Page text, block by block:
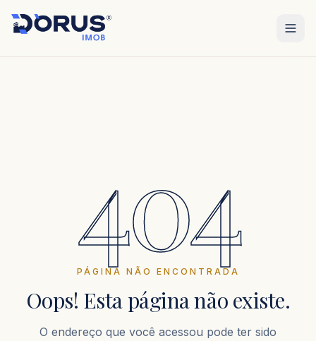
404
PÁGINA NÃO ENCONTRADA
Oops! Esta página não existe.
O endereço que você acessou pode ter sido